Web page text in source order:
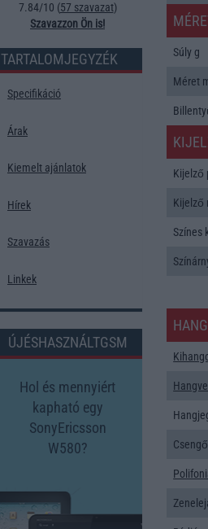
7.84/10 (57 szavazat)
Szavazzon Ön is!
TARTALOMJEGYZÉK
Specifikáció
Árak
Kiemelt ajánlatok
Hírek
Szavazás
Linkek
ÚJÉSHASZNÁLTGSM
Hol és mennyiért
kapható egy
SonyEricsson
W580?
Súly g
Méret
Kijelző
Kijelző
Színes